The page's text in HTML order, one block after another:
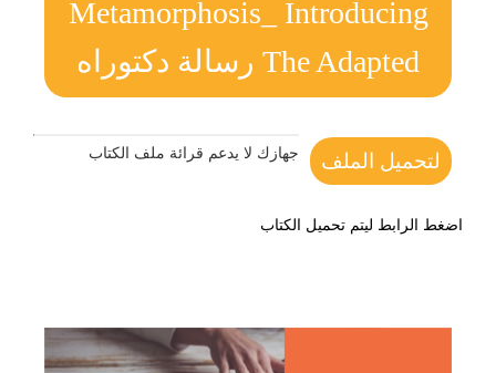
Metamorphosis_ Introducing
The Adapted رسالة دكتوراه
لتحميل الملف جهازك لا يدعم قرائة ملف الكتاب
اضغط الرابط ليتم تحميل الكتاب